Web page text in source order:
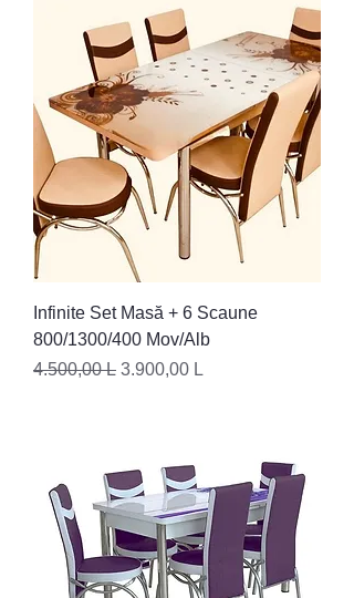
Infinite Set Masă + 6 Scaune
800/1300/400 Mov/Alb
Preț normal
4.500,00 L Preț redus
3.900,00 L